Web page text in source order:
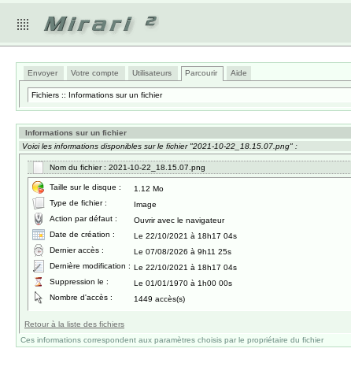
Envoyer Votre compte Utilisateurs Parcourir Aide
Fichiers :: Informations sur un fichier
Informations sur un fichier
Voici les informations disponibles sur le fichier "2021-10-22_18.15.07.png" :
Nom du fichier : 2021-10-22_18.15.07.png
Taille sur le disque :
1.12 Mo
Type de fichier :
Image
Action par défaut :
Ouvrir avec le navigateur
Date de création :
Le 22/10/2021 à 18h17 04s
Dernier accès :
Le 07/08/2026 à 9h11 25s
Dernière modification : Le 22/10/2021 à 18h17 04s
Suppression le :
Le 01/01/1970 à 1h00 00s
Nombre d'accès :
1449 accès(s)
Retour à la liste des fichiers
Ces informations correspondent aux paramètres choisis par le propriétaire du fichier